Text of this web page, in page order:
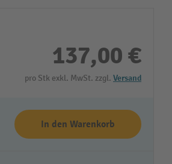
137,00 €
pro Stk exkl. MwSt. zzgl. Versand
In den Warenkorb